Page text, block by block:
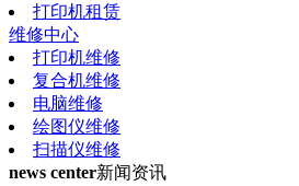
打印机租赁
维修中心
打印机维修
复合机维修
电脑维修
绘图仪维修
扫描仪维修
news center新闻资讯